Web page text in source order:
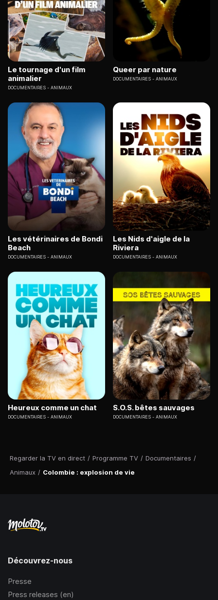
Regarder la TV en direct / Programme TV / Documentaires /
Animaux / Colombie : explosion de vie
Le tournage d'un film
animalier
DOCUMENTAIRES ANIMAUX
Queer par nature
DOCUMENTAIRES ANIMAUX
Les vétérinaires de Bondi
Beach
DOCUMENTAIRES ANIMAUX
Les Nids d'aigle de la
Riviera
DOCUMENTAIRES ANIMAUX
Heureux comme un chat
DOCUMENTAIRES ANIMAUX
S.O.S. bêtes sauvages
DOCUMENTAIRES ANIMAUX
Découvrez-nous
Presse
Press releases (en)